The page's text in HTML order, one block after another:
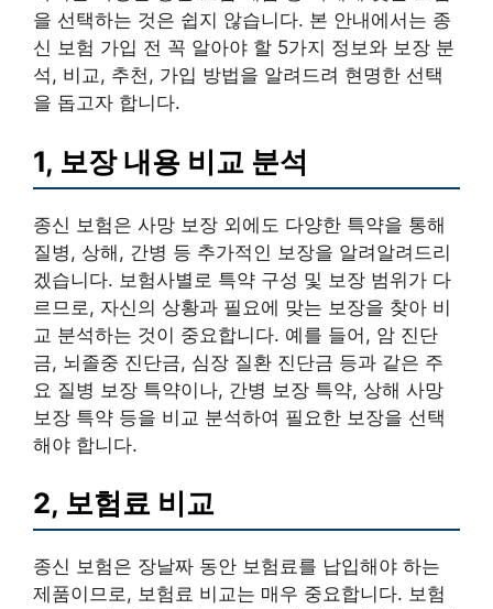
을 선택하는 것은 쉽지 않습니다. 본 안내에서는 종
신 보험 가입 전 꼭 알아야 할 5가지 정보와 보장 분
석, 비교, 추천, 가입 방법을 알려드려 현명한 선택
을 돕고자 합니다.
1, 보장 내용 비교 분석
종신 보험은 사망 보장 외에도 다양한 특약을 통해
질병, 상해, 간병 등 추가적인 보장을 알려알려드리
겠습니다. 보험사별로 특약 구성 및 보장 범위가 다
르므로, 자신의 상황과 필요에 맞는 보장을 찾아 비
교 분석하는 것이 중요합니다. 예를 들어, 암 진단
금, 뇌졸중 진단금, 심장 질환 진단금 등과 같은 주
요 질병 보장 특약이나, 간병 보장 특약, 상해 사망
보장 특약 등을 비교 분석하여 필요한 보장을 선택
해야 합니다.
2, 보험료 비교
종신 보험은 장날짜 동안 보험료를 납입해야 하는
제품이므로, 보험료 비교는 매우 중요합니다. 보험